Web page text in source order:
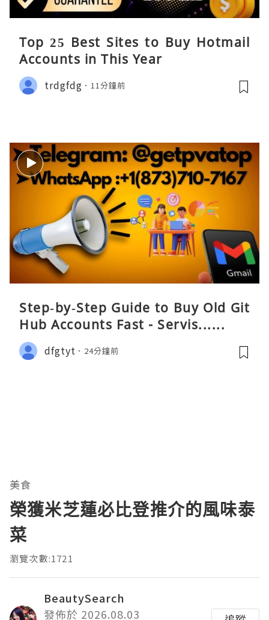
Top 25 Best Sites to Buy Hotmail
Accounts in This Year
trdgfdg 11分鐘前
Step‑by‑Step Guide to Buy Old Git
Hub Accounts Fast - Servis......
dfgtyt 24分鐘前
美食
榮獲米芝蓮必比登推介的風味泰
菜
瀏覽次數:1721
BeautySearch
發佈於 2026.08.03